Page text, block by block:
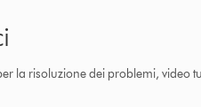
la risoluzione dei problemi, video